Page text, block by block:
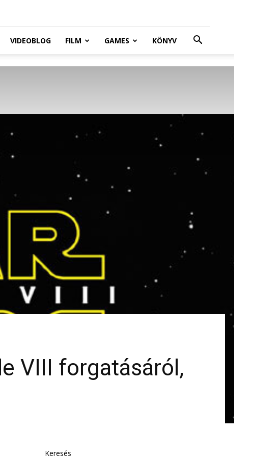
VIDEOBLOG FILM GAMES KÖNYV
VIII forgatásáról,
Keresés